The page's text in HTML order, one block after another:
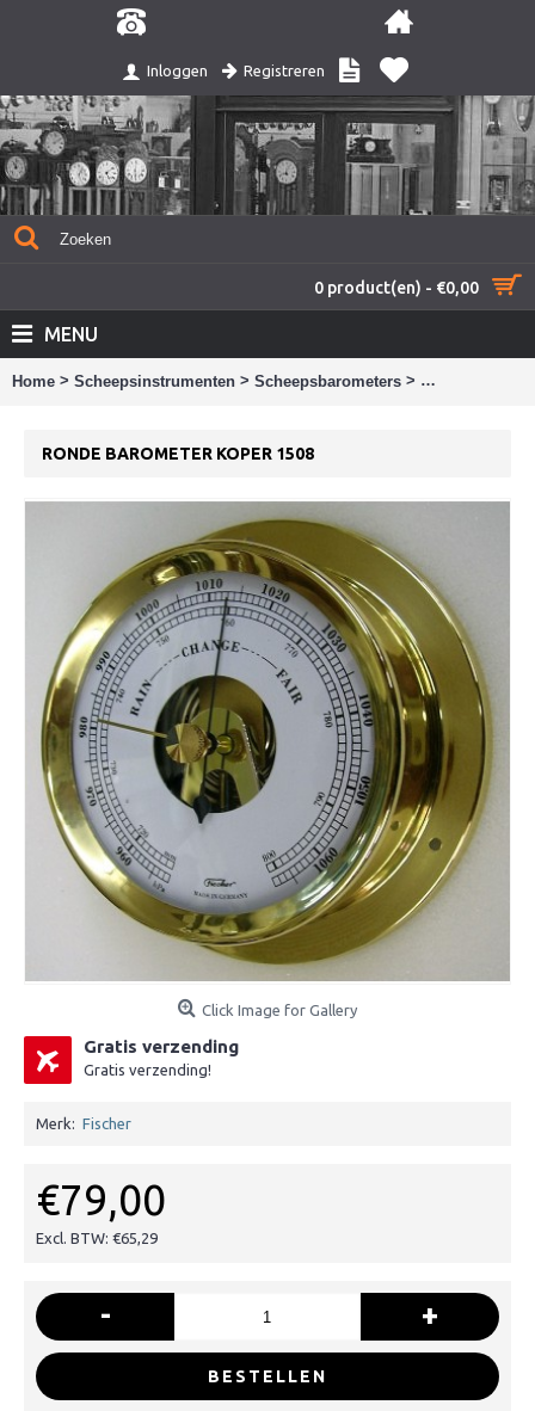
Inloggen Registreren
0 product(en) - €0,00
MENU
Home > Scheepsinstrumenten > Scheepsbarometers > Ronde
RONDE BAROMETER KOPER 1508
Click Image for Gallery
Gratis verzending
Gratis verzending!
Merk: Fischer
€79,00
Excl. BTW: €65,29
- +
BESTELLEN